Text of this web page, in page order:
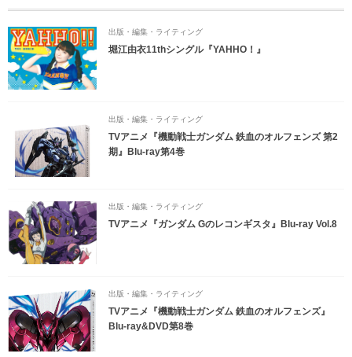
出版・編集・ライティング
堀江由衣11thシングル『YAHHO！』
出版・編集・ライティング
TVアニメ『機動戦士ガンダム 鉄血のオルフェンズ 第2
期』Blu-ray第4巻
出版・編集・ライティング
TVアニメ『ガンダム Gのレコンギスタ』Blu-ray Vol.8
出版・編集・ライティング
TVアニメ『機動戦士ガンダム 鉄血のオルフェンズ』
Blu-ray&DVD第8巻